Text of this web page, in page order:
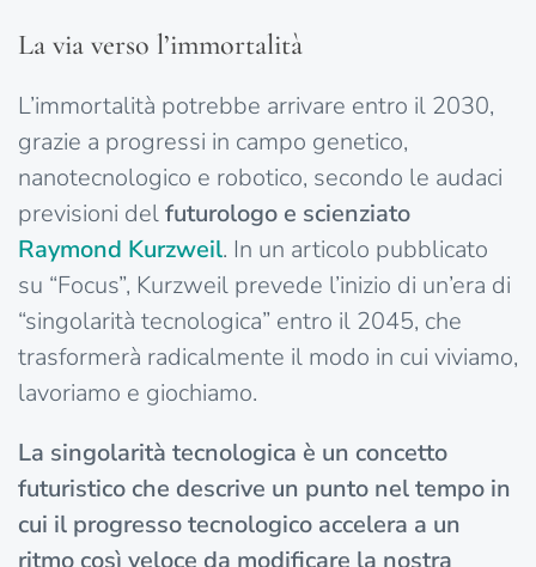
La via verso l’immortalità
L’immortalità potrebbe arrivare entro il 2030,
grazie a progressi in campo genetico,
nanotecnologico e robotico, secondo le audaci
previsioni delfuturologo e scienziato
Raymond Kurzweil. In un articolo pubblicato
su “Focus”, Kurzweil prevede l’inizio di un’era di
“singolarità tecnologica” entro il 2045, che
trasformerà radicalmente il modo in cui viviamo,
lavoriamo e giochiamo.
La singolarità tecnologica è un concetto
futuristico che descrive un punto nel tempo in
cui il progresso tecnologico accelera a un